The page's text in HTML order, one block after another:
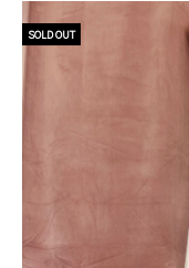
SOLD OUT